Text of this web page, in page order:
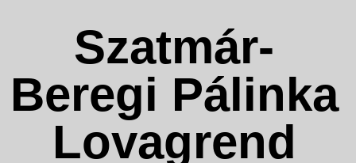
Szatmár-
Beregi Pálinka
Lovagrend